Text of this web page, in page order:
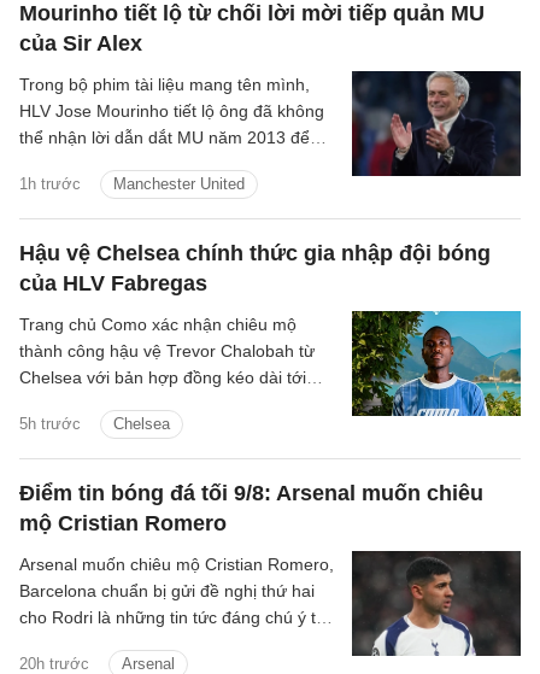
Mourinho tiết lộ từ chối lời mời tiếp quản MU
của Sir Alex
1h trước Manchester United
Trong bộ phim tài liệu mang tên mình,
HLV Jose Mourinho tiết lộ ông đã không
thể nhận lời dẫn dắt MU năm 2013 để
Hậu vệ Chelsea chính thức gia nhập đội bóng
của HLV Fabregas
5h trước Chelsea
Trang chủ Como xác nhận chiêu mộ
thành công hậu vệ Trevor Chalobah từ
Chelsea với bản hợp đồng kéo dài tới
Điểm tin bóng đá tối 9/8: Arsenal muốn chiêu
mộ Cristian Romero
20h trước Arsenal
Arsenal muốn chiêu mộ Cristian Romero,
Barcelona chuẩn bị gửi đề nghị thứ hai
cho Rodri là những tin tức đáng chú ý tối